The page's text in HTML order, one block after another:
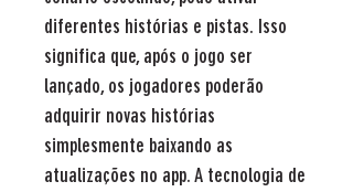
diferentes histórias e pistas. Isso
significa que, após o jogo ser
lançado, os jogadores poderão
adquirir novas histórias
simplesmente baixando as
atualizações no app. A tecnologia de